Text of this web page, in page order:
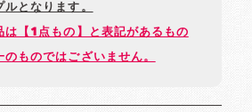
となります。
【1点もの】と表記があるもの
ものではございません。